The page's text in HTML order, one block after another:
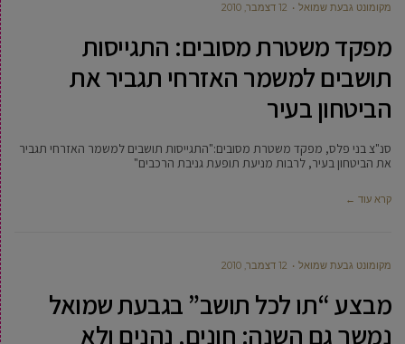
מקומונט גבעת שמואל 12 דצמבר, 2010
מפקד משטרת מסובים: התגייסות
תושבים למשמר האזרחי תגביר את
הביטחון בעיר
סנ"צ בני פלס, מפקד משטרת מסובים:"התגייסות תושבים למשמר האזרחי תגביר
את הביטחון בעיר, לרבות מניעת תופעת גניבת הרכבים"
קרא עוד ←
מקומונט גבעת שמואל 12 דצמבר, 2010
מבצע “תו לכל תושב” בגבעת שמואל
נמשך גם השנה: חונים, נהנים ולא